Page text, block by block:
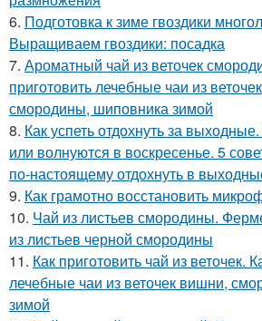
6. Подготовка к зиме гвоздики
Выращиваем гвоздики: посадка
7. Ароматный чай из веточек
приготовить лечебные чаи из
смородины, шиповника зимой
8. Как успеть отдохнуть за
или волнуются в воскресенье. 5
по-настоящему отдохнуть в
9. Как грамотно восстановить
10. Чай из листьев смородины.
из листьев черной смородины
11. Как приготовить чай из веточек.
лечебные чаи из веточек вишни,
зимой